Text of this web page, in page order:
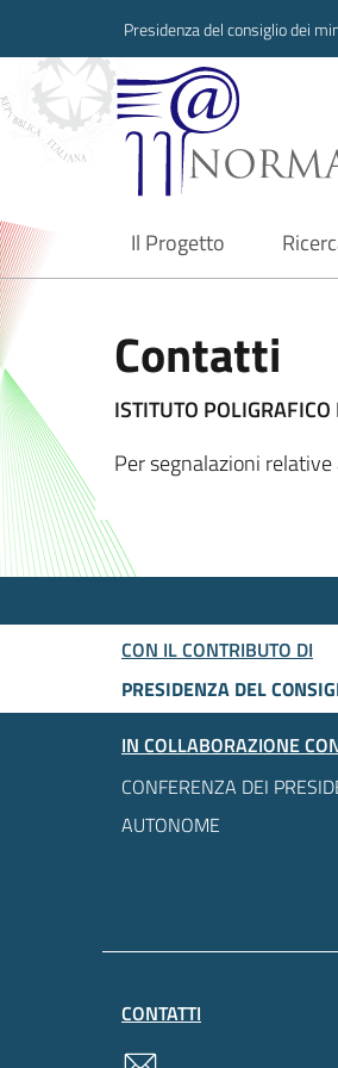
Presidenza del consiglio dei
Il Progetto
current
Contatti
ISTITUTO
Per segnalazioni
CON IL CONTRIBUTO DI
PRESIDENZA DEL
IN COLLABORAZIONE
CONFERENZA DEI
AUTONOME
CONTATTI